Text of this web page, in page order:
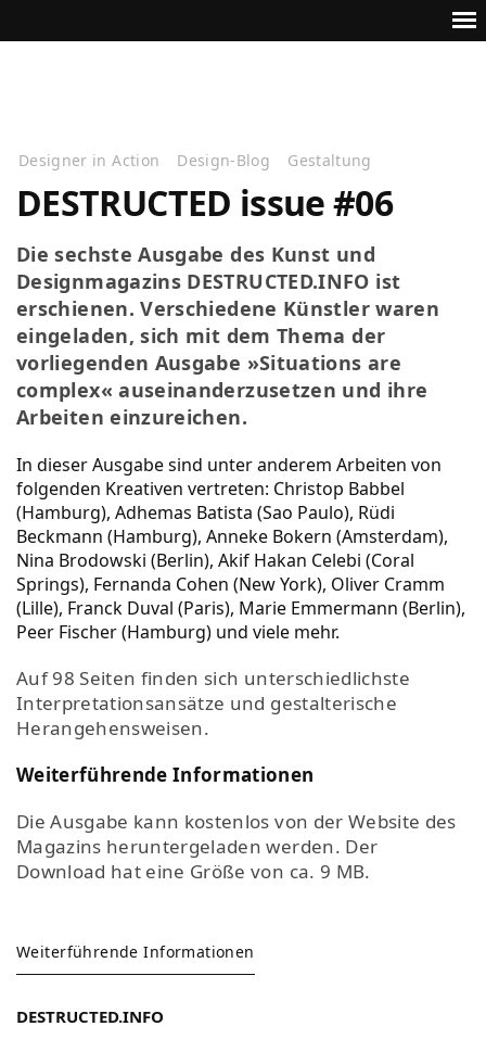
Designer in Action Design-Blog Gestaltung
DESTRUCTED issue #06
Die sechste Ausgabe des Kunst und
Designmagazins DESTRUCTED.INFO ist
erschienen. Verschiedene Künstler waren
eingeladen, sich mit dem Thema der
vorliegenden Ausgabe »Situations are
complex« auseinanderzusetzen und ihre
Arbeiten einzureichen.
In dieser Ausgabe sind unter anderem Arbeiten von
folgenden Kreativen vertreten: Christop Babbel
(Hamburg), Adhemas Batista (Sao Paulo), Rüdi
Beckmann (Hamburg), Anneke Bokern (Amsterdam),
Nina Brodowski (Berlin), Akif Hakan Celebi (Coral
Springs), Fernanda Cohen (New York), Oliver Cramm
(Lille), Franck Duval (Paris), Marie Emmermann (Berlin),
Peer Fischer (Hamburg) und viele mehr.
Auf 98 Seiten finden sich unterschiedlichste
Interpretationsansätze und gestalterische
Herangehensweisen.
Weiterführende Informationen
Die Ausgabe kann kostenlos von der Website des
Magazins heruntergeladen werden. Der
Download hat eine Größe von ca. 9 MB.
Weiterführende Informationen
DESTRUCTED.INFO